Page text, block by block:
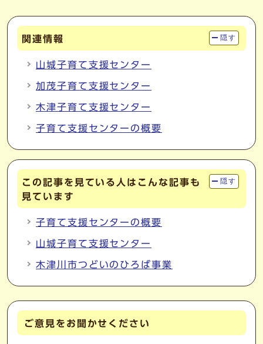
関連情報 隠す
山城子育て支援センター
加茂子育て支援センター
木津子育て支援センター
子育て支援センターの概要
この記事を見ている人はこんな記事も
見ています
隠す
子育て支援センターの概要
山城子育て支援センター
木津川市つどいのひろば事業
ご意見をお聞かせください